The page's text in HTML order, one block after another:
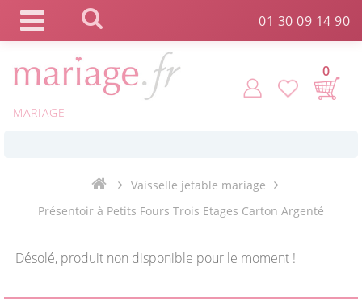
01 30 09 14 90
MARIAGE
0
Livraison point relais gratuit dès 89 € !
Vaisselle jetable mariage
Présentoir à Petits Fours Trois Etages Carton Argenté
Désolé, produit non disponible pour le moment !
Panneau de gestion des cookies